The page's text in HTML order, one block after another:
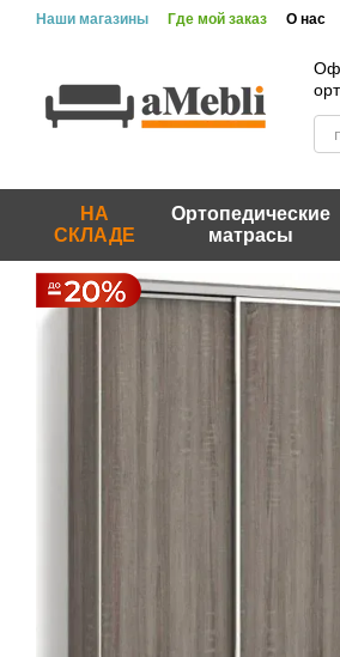
Перейти к основному контенту
Наши магазины Где мой заказ О нас
НА
СКЛАДЕ
Ортопедические
матрасы